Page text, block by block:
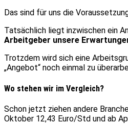
Das sind für uns die
Tatsächlich liegt inzwischen ein
Arbeitgeber unsere
Trotzdem wird sich eine
„Angebot“ noch einmal zu
Wo stehen wir im Vergleich?
Schon jetzt ziehen andere
Oktober 12,43 Euro/Std und ab